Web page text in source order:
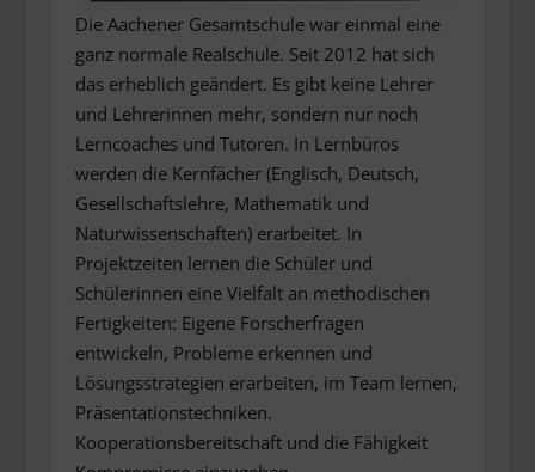
Die Aachener Gesamtschule war einmal eine
ganz normale Realschule. Seit 2012 hat sich
das erheblich geändert. Es gibt keine Lehrer
und Lehrerinnen mehr, sondern nur noch
Lerncoaches und Tutoren. In Lernbüros
werden die Kernfächer (Englisch, Deutsch,
Gesellschaftslehre, Mathematik und
Naturwissenschaften) erarbeitet. In
Projektzeiten lernen die Schüler und
Schülerinnen eine Vielfalt an methodischen
Fertigkeiten: Eigene Forscherfragen
entwickeln, Probleme erkennen und
Lösungsstrategien erarbeiten, im Team lernen,
Präsentationstechniken.
Kooperationsbereitschaft und die Fähigkeit